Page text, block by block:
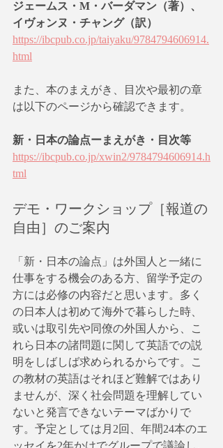
ジェームス・M・バーダマン（著）、
イヴォンヌ・チャング（訳）
https://ibcpub.co.jp/taiyaku/9784794606914.
html
また、本のまえがき、目次や最初の章
は以下のページから確認できます。
新・日本の論点ーまえがき・目次等
https://ibcpub.co.jp/xwin2/9784794606914.h
tml
デモ・ワークショップ［報道の
自由］のご案内
「新・日本の論点」は外国人と一緒に
仕事をする機会のある方、留学予定の
方には必修の内容だと思います。多く
の日本人は初めて海外で暮らした時、
或いは取引先や同僚の外国人から、こ
れら日本の諸問題に関して英語での説
明をしばしば求められるからです。こ
の教材の英語はそれほど難解ではあり
ませんが、深く社会問題を理解してい
ないと発言できないテーマばかりで
す。予定としては月2回、年間24本のエ
ッセイを2年かけでグループで議論し、